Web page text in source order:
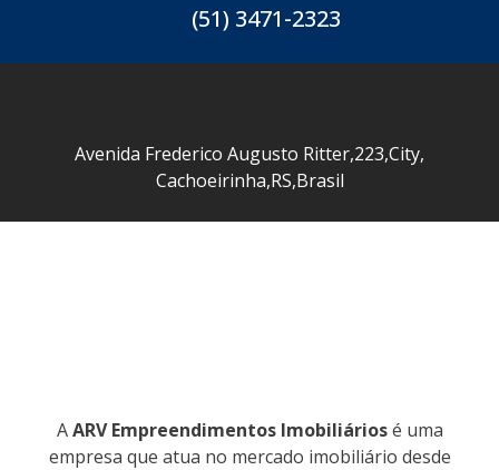
(51) 3471-2323
Avenida Frederico Augusto Ritter,223,City,
Cachoeirinha,RS,Brasil
AARV Empreendimentos Imobiliáriosé uma
empresa que atua no mercado imobiliário desde